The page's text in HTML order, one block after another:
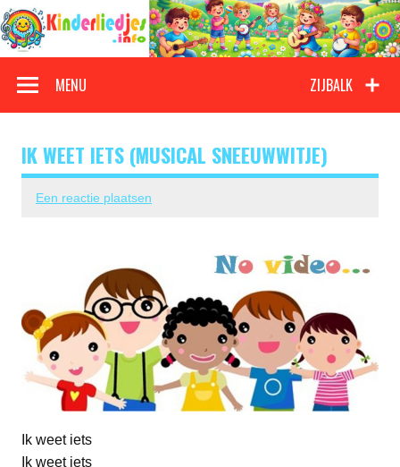
Doorgaan
naar
inhoud
Kinderliedjes
ZIJBALK
MENU
IK WEET IETS (MUSICAL SNEEUWWITJE)
Een reactie plaatsen
Ik weet iets
Ik weet iets